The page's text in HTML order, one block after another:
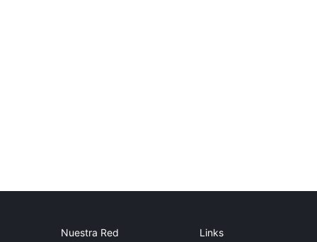
Nuestra Red Links